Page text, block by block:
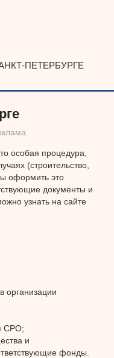
ПЕТЕРБУРГЕ
особая процедура,
(строительство,
оформить это
документы и
узнать на сайте
организации
СРО;
и
фонды.